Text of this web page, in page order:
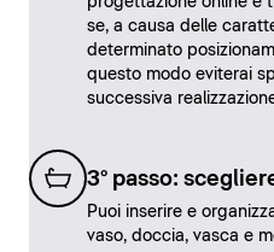
se, a causa delle
determinato
questo modo eviterai
successiva
3° passo:
Puoi inserire e
vaso, doccia, vasca e